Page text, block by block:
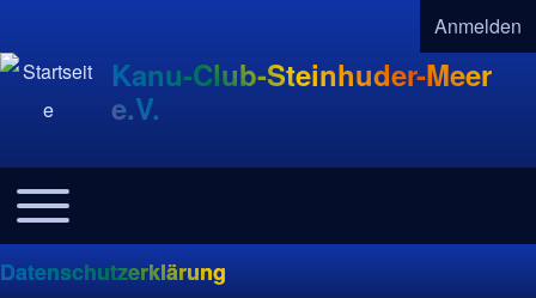
User
Anmelden
Kanu-Club-Steinhuder-Meer
e.V.
Navigation
Toggle main menu
Datenschutzerklärung